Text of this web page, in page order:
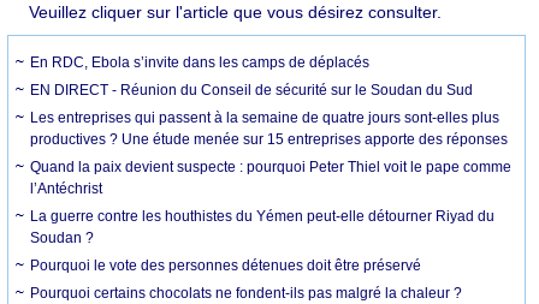
Veuillez cliquer sur l'article que vous désirez consulter.
En RDC, Ebola s’invite dans les camps de déplacés
EN DIRECT - Réunion du Conseil de sécurité sur le Soudan du Sud
Les entreprises qui passent à la semaine de quatre jours sont-elles plus
productives ? Une étude menée sur 15 entreprises apporte des réponses
Quand la paix devient suspecte : pourquoi Peter Thiel voit le pape comme
l’Antéchrist
La guerre contre les houthistes du Yémen peut-elle détourner Riyad du
Soudan ?
Pourquoi le vote des personnes détenues doit être préservé
Pourquoi certains chocolats ne fondent-ils pas malgré la chaleur ?